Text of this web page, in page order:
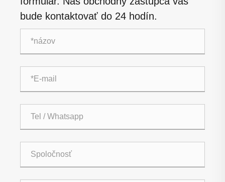
bude kontaktovať do 24 hodín.